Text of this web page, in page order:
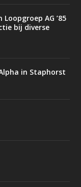
AG ’85
bij diverse
in Staphorst